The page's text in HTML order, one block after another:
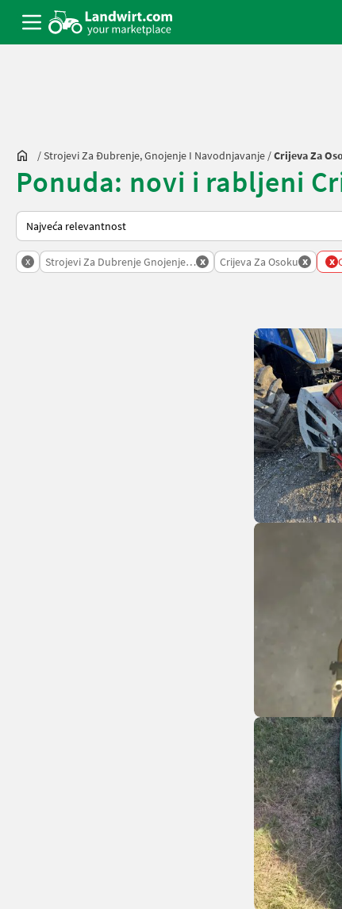
/Strojevi Za Đubrenje, Gnojenje I Navodnjavanje /Crijeva Za
Ponuda: novi i rabljeni
Način na koji sortira Landwirt.com
x Strojevi Za Dubrenje Gnojenje I Navodnjavanje
x Crijeva Za Osoku x x